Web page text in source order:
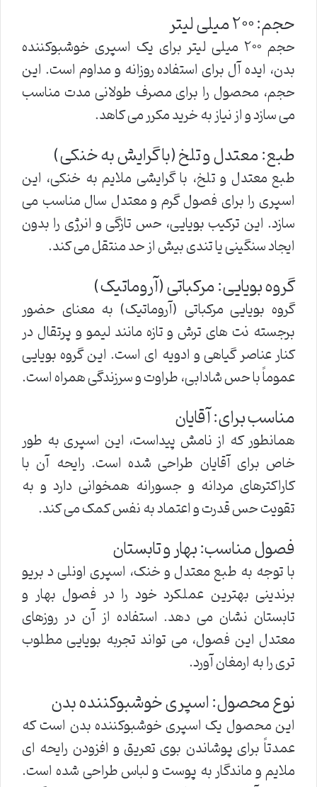
حجم: ۲۰۰ میلی لیتر
حجم ۲۰۰ میلی لیتر برای یک اسپری خوشبوکننده
بدن، ایده آل برای استفاده روزانه و مداوم است. این
حجم، محصول را برای مصرف طولانی مدت مناسب
می سازد و از نیاز به خرید مکرر می کاهد.
طبع: معتدل و تلخ (با گرایش به خنکی)
طبع معتدل و تلخ، با گرایشی ملایم به خنکی، این
اسپری را برای فصول گرم و معتدل سال مناسب می
سازد. این ترکیب بویایی، حس تازگی و انرژی را بدون
ایجاد سنگینی یا تندی بیش از حد منتقل می کند.
گروه بویایی: مرکباتی (آروماتیک)
گروه بویایی مرکباتی (آروماتیک) به معنای حضور
برجسته نت های ترش و تازه مانند لیمو و پرتقال در
کنار عناصر گیاهی و ادویه ای است. این گروه بویایی
عموماً با حس شادابی، طراوت و سرزندگی همراه است.
مناسب برای: آقایان
همانطور که از نامش پیداست، این اسپری به طور
خاص برای آقایان طراحی شده است. رایحه آن با
کاراکترهای مردانه و جسورانه همخوانی دارد و به
تقویت حس قدرت و اعتماد به نفس کمک می کند.
فصول مناسب: بهار و تابستان
با توجه به طبع معتدل و خنک، اسپری اونلی د بریو
برندینی بهترین عملکرد خود را در فصول بهار و
تابستان نشان می دهد. استفاده از آن در روزهای
معتدل این فصول، می تواند تجربه بویایی مطلوب
تری را به ارمغان آورد.
نوع محصول: اسپری خوشبوکننده بدن
این محصول یک اسپری خوشبوکننده بدن است که
عمدتاً برای پوشاندن بوی تعریق و افزودن رایحه ای
ملایم و ماندگار به پوست و لباس طراحی شده است.